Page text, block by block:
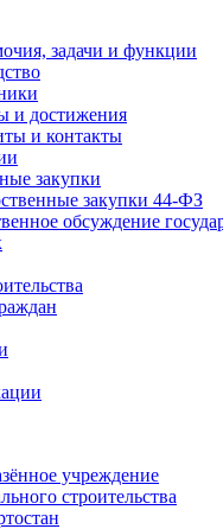
задачи и функции
и достижения
и контакты
закупки
закупки 44-ФЗ
обсуждение
учреждение
строительства